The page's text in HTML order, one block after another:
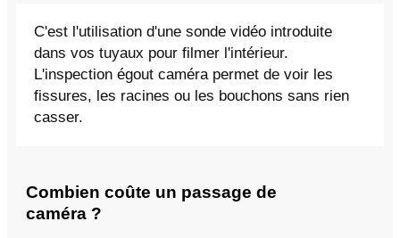
C'est l'utilisation d'une sonde vidéo introduite
dans vos tuyaux pour filmer l'intérieur.
L'inspection égout caméra permet de voir les
fissures, les racines ou les bouchons sans rien
casser.
Combien coûte un passage de
caméra ?